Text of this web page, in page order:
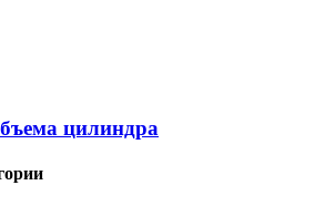
цилиндра